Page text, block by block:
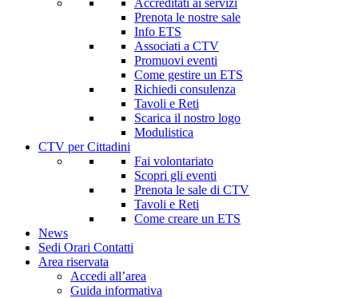
Accreditati ai servizi
Prenota le nostre sale
Info ETS
Associati a CTV
Promuovi eventi
Come gestire un ETS
Richiedi consulenza
Tavoli e Reti
Scarica il nostro logo
Modulistica
CTV per Cittadini
Fai volontariato
Scopri gli eventi
Prenota le sale di CTV
Tavoli e Reti
Come creare un ETS
News
Sedi Orari Contatti
Area riservata
Accedi all’area
Guida informativa